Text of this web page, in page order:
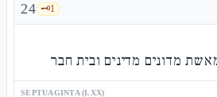
24 🗝️1
מדונים מדינים ובית חבר
SEPTUAGINTA (LXX)